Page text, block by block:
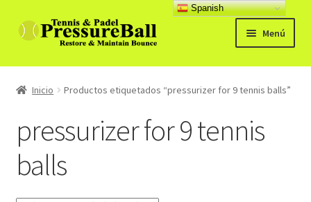
Ir
Ir
al
Menú
Productos
Manual
Preg. Frecuentes
Inicio Productos etiquetados “pressurizer for 9 tennis balls”
pressurizer for 9 tennis
balls
Spanish